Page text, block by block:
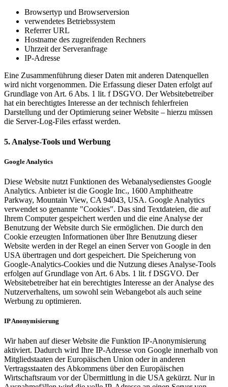
Browsertyp und Browserversion
verwendetes Betriebssystem
Referrer URL
Hostname des zugreifenden Rechners
Uhrzeit der Serveranfrage
IP-Adresse
Eine Zusammenführung dieser Daten mit anderen Datenquellen
wird nicht vorgenommen. Die Erfassung dieser Daten erfolgt auf
Grundlage von Art. 6 Abs. 1 lit. f DSGVO. Der Websitebetreiber
hat ein berechtigtes Interesse an der technisch fehlerfreien
Darstellung und der Optimierung seiner Website – hierzu müssen
die Server-Log-Files erfasst werden.
5. Analyse-Tools und Werbung
Google Analytics
Diese Website nutzt Funktionen des Webanalysedienstes Google
Analytics. Anbieter ist die Google Inc., 1600 Amphitheatre
Parkway, Mountain View, CA 94043, USA. Google Analytics
verwendet so genannte "Cookies". Das sind Textdateien, die auf
Ihrem Computer gespeichert werden und die eine Analyse der
Benutzung der Website durch Sie ermöglichen. Die durch den
Cookie erzeugten Informationen über Ihre Benutzung dieser
Website werden in der Regel an einen Server von Google in den
USA übertragen und dort gespeichert. Die Speicherung von
Google-Analytics-Cookies und die Nutzung dieses Analyse-Tools
erfolgen auf Grundlage von Art. 6 Abs. 1 lit. f DSGVO. Der
Websitebetreiber hat ein berechtigtes Interesse an der Analyse des
Nutzerverhaltens, um sowohl sein Webangebot als auch seine
Werbung zu optimieren.
IP Anonymisierung
Wir haben auf dieser Website die Funktion IP-Anonymisierung
aktiviert. Dadurch wird Ihre IP-Adresse von Google innerhalb von
Mitgliedstaaten der Europäischen Union oder in anderen
Vertragsstaaten des Abkommens über den Europäischen
Wirtschaftsraum vor der Übermittlung in die USA gekürzt. Nur in